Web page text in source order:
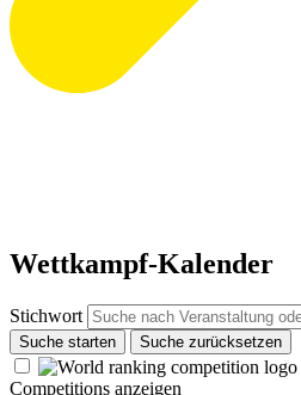
Wettkampf-Kalender
Stichwort
Suche starten Suche zurücksetzen
Competitions anzeigen